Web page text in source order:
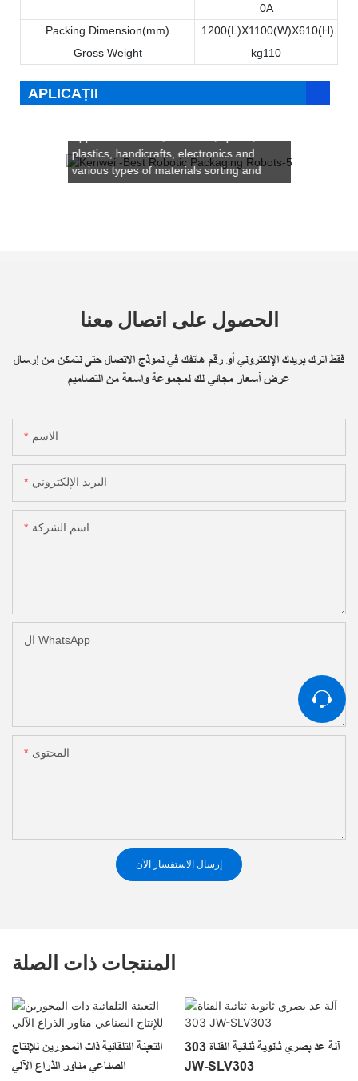
0A
Packing Dimension(mm)
1200(L)X1100(W)X610(H)
Gross Weight
kg110
APLICAȚII
plastics, handicrafts, electronics and
various types of materials sorting and
transporting of other industries.
It’s suitable for weighing
It’s suitable for
dumplings and
الحصول على اتصال معنا
فقط اترك بريدك الإلكتروني أو رقم هاتفك في نموذج الاتصال حتى نتمكن من إرسال
عرض أسعار مجاني لك لمجموعة واسعة من التصاميم
الاسم
البريد الإلكتروني
اسم الشركة
ال WhatsApp
المحتوى
إرسال الاستفسار الآن
المنتجات ذات الصلة
التعبئة التلقائية ذات المحورين للإنتاج
الصناعي مناور الذراع الآلي
آلة عد بصري ثانوية ثنائية القناة 303
JW-SLV303